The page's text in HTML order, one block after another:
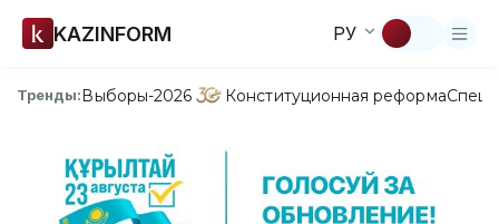
KAZINFORM РУ
Тренды:Выборы-2026 Конституционная реформа